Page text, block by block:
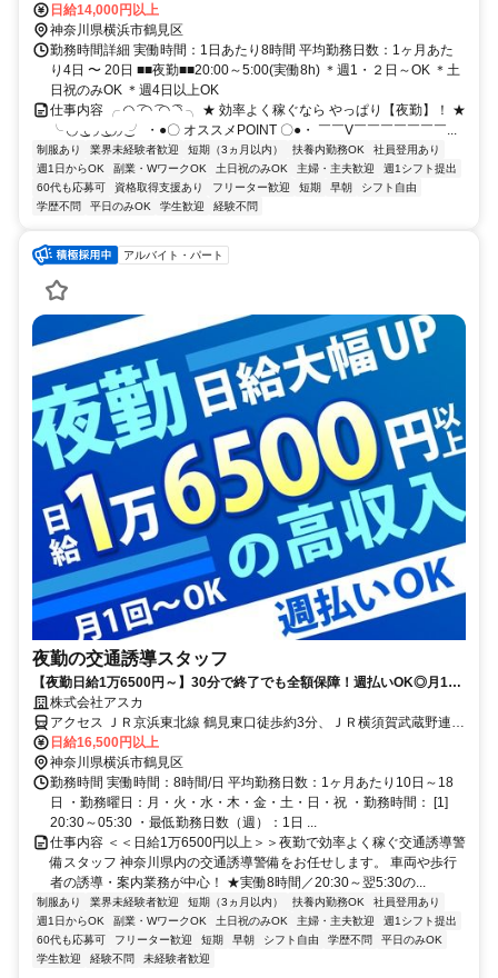
日給14,000円以上
神奈川県横浜市鶴見区
勤務時間詳細 実働時間：1日あたり8時間 平均勤務日数：1ヶ月あた
り4日 〜 20日 ■■夜勤■■20:00～5:00(実働8h) ＊週1・２日～OK ＊土
日祝のみOK ＊週4日以上OK
仕事内容 ╭ ◜◝ ͡ ◜◝ ͡ ◜◝ ͡ ◝ ╮ ★ 効率よく稼ぐなら やっぱり【夜勤】！ ★
╰ ◟◞ ͜ ◟ ◞ ͜ ◟◞◞ ͜ ╯ ・●〇 オススメPOINT 〇●・ ￣￣V￣￣￣￣￣￣￣...
制服あり 業界未経験者歓迎 短期（3ヵ月以内） 扶養内勤務OK
社員登用あり
週1日からOK
副業・WワークOK 土日祝のみOK 主婦・主夫歓迎
週1シフト提出
60代も応募可
資格取得支援あり フリーター歓迎 短期 早朝
シフト自由
学歴不問
平日のみOK 学生歓迎 経験不問
アルバイト・パート
夜勤の交通誘導スタッフ
【夜勤日給1万6500円～】30分で終了でも全額保障！週払いOK◎月1日
～OKの高収入ワーク！
株式会社アスカ
アクセス ＪＲ京浜東北線 鶴見東口徒歩約3分、ＪＲ横須賀武蔵野連絡
線 鶴見東口徒歩約3分、ＪＲ鶴見線 鶴見東口徒歩約3分 ＜現場＞鶴見
駅周辺、等★直行直帰OK
日給16,500円以上
神奈川県横浜市鶴見区
勤務時間 実働時間：8時間/日 平均勤務日数：1ヶ月あたり10日～18
日 ・勤務曜日：月・火・水・木・金・土・日・祝 ・勤務時間： [1]
20:30～05:30 ・最低勤務日数（週）：1日 ...
仕事内容 ＜＜日給1万6500円以上＞＞夜勤で効率よく稼ぐ交通誘導警
備スタッフ 神奈川県内の交通誘導警備をお任せします。 車両や歩行
者の誘導・案内業務が中心！ ★実働8時間／20:30～翌5:30の...
制服あり 業界未経験者歓迎 短期（3ヵ月以内） 扶養内勤務OK
社員登用あり
週1日からOK
副業・WワークOK 土日祝のみOK 主婦・主夫歓迎
週1シフト提出
60代も応募可
フリーター歓迎 短期 早朝 シフト自由 学歴不問
平日のみOK
学生歓迎
経験不問 未経験者歓迎